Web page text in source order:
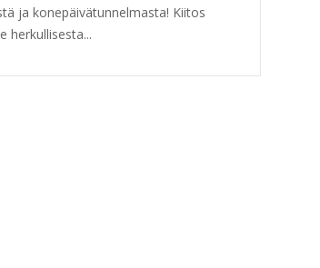
ja konepäivätunnelmasta! Kiitos
herkullisesta...